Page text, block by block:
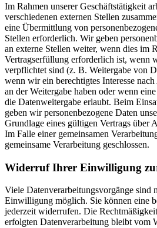
Im Rahmen unserer Geschäftstätigkeit
verschiedenen externen Stellen
eine Übermittlung von
Stellen erforderlich. Wir geben
an externe Stellen weiter, wenn dies im
Vertragserfüllung erforderlich ist, wenn
verpflichtet sind (z. B. Weitergabe von
wenn wir ein berechtigtes Interesse
an der Weitergabe haben oder wenn
die Datenweitergabe erlaubt. Beim
geben wir personenbezogene Daten
Grundlage eines gültigen Vertrags über
Im Falle einer gemeinsamen
gemeinsame Verarbeitung geschlossen.
Widerruf Ihrer Einwilligung
Viele Datenverarbeitungsvorgänge sind
Einwilligung möglich. Sie können eine
jederzeit widerrufen. Die
erfolgten Datenverarbeitung bleibt vom